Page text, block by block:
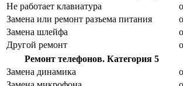
Не работает клавиатура
Замена или ремонт разъема питания
Замена шлейфа
Другой ремонт
Ремонт телефонов. Категория 5
Замена динамика